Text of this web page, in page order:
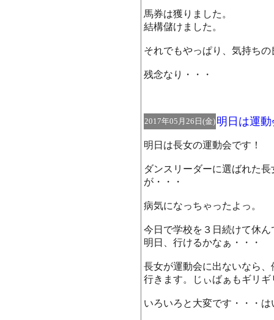
馬券は獲りました。
結構儲けました。
それでもやっぱり、気持ち
残念なり・・・
2017年05月26日(金) 明日は運
明日は長女の運動会です！
ダンスリーダーに選ばれた
が・・・
病気になっちゃったよっ。
今日で学校を３日続けて休ん
明日、行けるかなぁ・・・
長女が運動会に出ないなら
行きます。じぃばぁもギリ
いろいろと大変です・・・は